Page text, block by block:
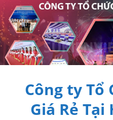
Công ty Tổ
Giá Rẻ Tại